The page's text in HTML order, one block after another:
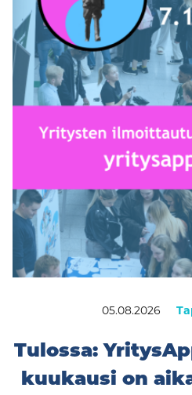
05.08.2026
Tulossa:
kuukausi on